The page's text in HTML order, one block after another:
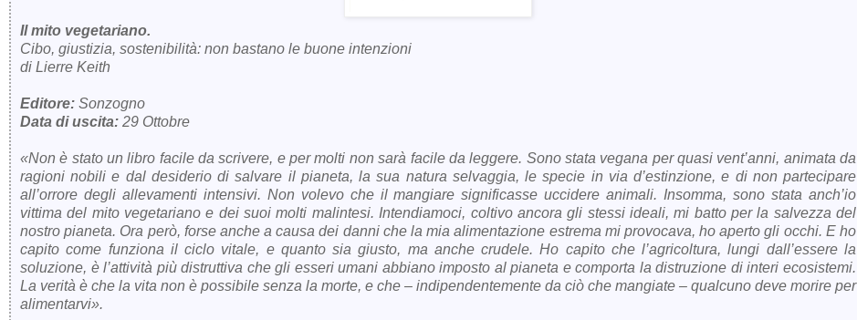
Il mito vegetariano.
Cibo, giustizia, sostenibilità: non bastano le buone intenzioni
di Lierre Keith
Editore: Sonzogno
Data di uscita: 29 Ottobre
«Non è stato un libro facile da scrivere, e per molti non sarà facile da leggere. Sono stata vegana per quasi vent’anni, animata da
ragioni nobili e dal desiderio di salvare il pianeta, la sua natura selvaggia, le specie in via d’estinzione, e di non partecipare
all’orrore degli allevamenti intensivi. Non volevo che il mangiare significasse uccidere animali. Insomma, sono stata anch’io
vittima del mito vegetariano e dei suoi molti malintesi. Intendiamoci, coltivo ancora gli stessi ideali, mi batto per la salvezza del
nostro pianeta. Ora però, forse anche a causa dei danni che la mia alimentazione estrema mi provocava, ho aperto gli occhi. E ho
capito come funziona il ciclo vitale, e quanto sia giusto, ma anche crudele. Ho capito che l’agricoltura, lungi dall’essere la
soluzione, è l’attività più distruttiva che gli esseri umani abbiano imposto al pianeta e comporta la distruzione di interi ecosistemi.
La verità è che la vita non è possibile senza la morte, e che – indipendentemente da ciò che mangiate – qualcuno deve morire per
alimentarvi».